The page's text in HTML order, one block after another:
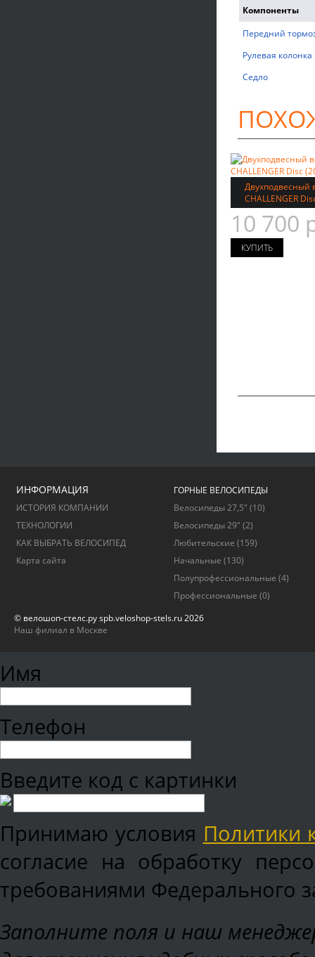
Компоненты
Передний
Рулевая колонка
Седло
Двухподвесный
CHALLENGER
10 700
ИНФОРМАЦИЯ
ИСТОРИЯ КОМПАНИИ
ТЕХНОЛОГИИ
КАК ВЫБРАТЬ ВЕЛОСИПЕД
Карта сайта
ГОРНЫЕ ВЕЛОСИПЕДЫ
Велосипеды 27,5" (10)
Велосипеды 29" (2)
Любительские (159)
Начальные (130)
Полупрофессиональные (4)
Профессиональные (0)
© велошоп-стелс.ру spb.veloshop-stels.ru 2026
Наш филиал в Москве
Имя
Телефон
Введите код с картинки
Принимаю условия Политики
согласие на обработку
требованиями Федерального
Заполните поля и наш